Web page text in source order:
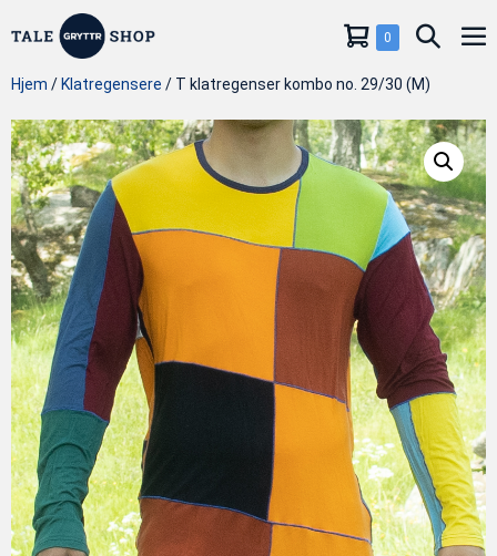
til
innholdet
Handlevogn
0Elementer
handlekurv
Hjem / Klatregensere / T klatregenser kombo no. 29/30 (M)